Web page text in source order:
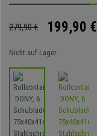
279,90 € 199,90 €
Nicht auf Lager